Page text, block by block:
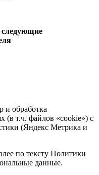
следующие
и обработка
(в т.ч. файлов «cookie») с
(Яндекс Метрика и
по тексту Политики
данные.